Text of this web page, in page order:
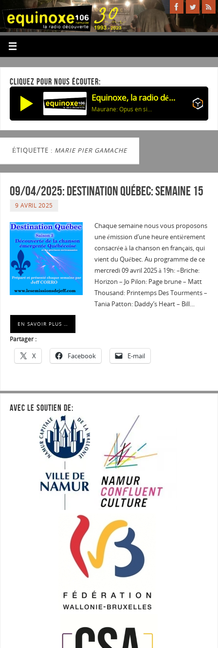
CLIQUEZ POUR NOUS ÉCOUTER:
Equinoxe, la radio découverte
Maurane: Opus en si bel homme majeur
ÉTIQUETTE : MARIE PIER GAMACHE
09/04/2025: Destination Québec: semaine 15
9 AVRIL 2025
Chaque semaine nous vous proposons
une émission d’une heure entièrement
consacrée à la chanson en français, qui
vient du Québec. Au programme de ce
mercredi 09 avril 2025 à 19h: –Briche:
Horizon – Jo Pilon: Page brune – Matt
Thousand: Printemps Des Tourments –
Tania Patton: Daddy’s Heart – Bill…
EN SAVOIR PLUS …
Partager :
X Facebook E-mail
AVEC LE SOUTIEN DE: